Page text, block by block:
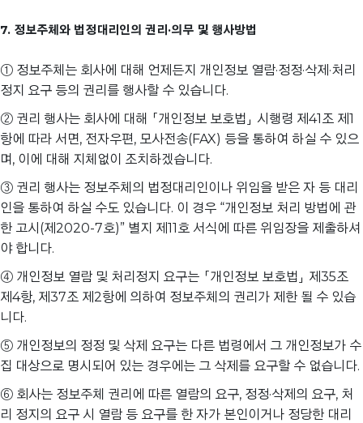
7. 정보주체와 법정대리인의 권리·의무 및 행사방법
① 정보주체는 회사에 대해 언제든지 개인정보 열람·정정·삭제·처리
정지 요구 등의 권리를 행사할 수 있습니다.
② 권리 행사는 회사에 대해 「개인정보 보호법」 시행령 제41조 제1
항에 따라 서면, 전자우편, 모사전송(FAX) 등을 통하여 하실 수 있으
며, 이에 대해 지체없이 조치하겠습니다.
③ 권리 행사는 정보주체의 법정대리인이나 위임을 받은 자 등 대리
인을 통하여 하실 수도 있습니다. 이 경우 “개인정보 처리 방법에 관
한 고시(제2020-7호)” 별지 제11호 서식에 따른 위임장을 제출하셔
야 합니다.
④ 개인정보 열람 및 처리정지 요구는 「개인정보 보호법」 제35조
제4항, 제37조 제2항에 의하여 정보주체의 권리가 제한 될 수 있습
니다.
⑤ 개인정보의 정정 및 삭제 요구는 다른 법령에서 그 개인정보가 수
집 대상으로 명시되어 있는 경우에는 그 삭제를 요구할 수 없습니다.
⑥ 회사는 정보주체 권리에 따른 열람의 요구, 정정·삭제의 요구, 처
리 정지의 요구 시 열람 등 요구를 한 자가 본인이거나 정당한 대리